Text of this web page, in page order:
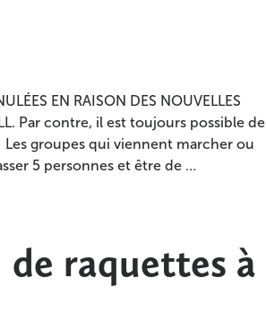
EN RAISON DES NOUVELLES
Par contre, il est toujours possible de
groupes qui viennent marcher ou
5 personnes et être de …
raquettes à